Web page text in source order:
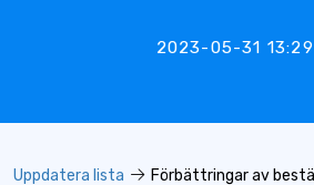
2023-05-31
Uppdatera lista
Förbättringar av